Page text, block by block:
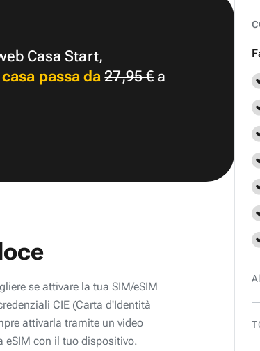
Casa Start,
passa da 27,95 €a
se attivare la tua SIM/eSIM
CIE (Carta d'Identità
attivarla tramite un video
eSIM con il tuo dispositivo.